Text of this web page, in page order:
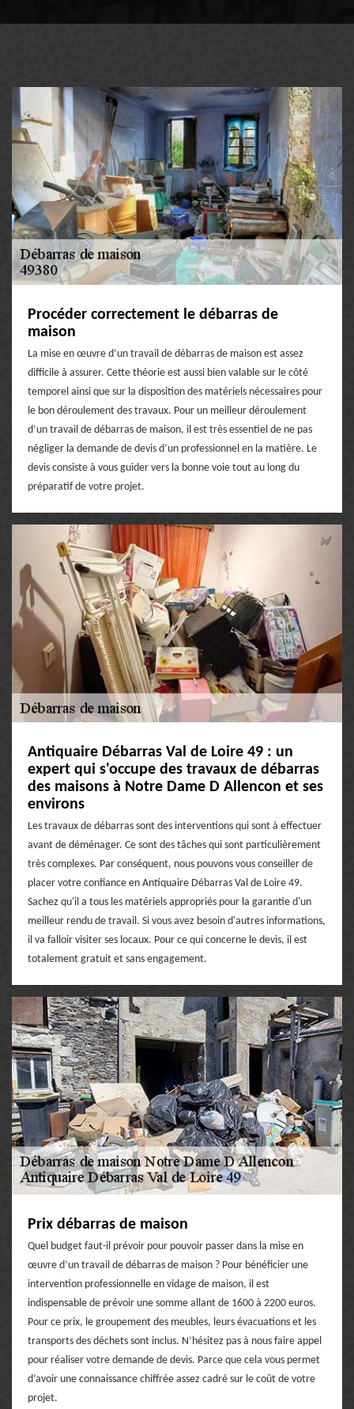
Procéder correctement le débarras de
maison
La mise en œuvre d’un travail de débarras de maison est assez
difficile à assurer. Cette théorie est aussi bien valable sur le côté
temporel ainsi que sur la disposition des matériels nécessaires pour
le bon déroulement des travaux. Pour un meilleur déroulement
d’un travail de débarras de maison, il est très essentiel de ne pas
négliger la demande de devis d’un professionnel en la matière. Le
devis consiste à vous guider vers la bonne voie tout au long du
préparatif de votre projet.
Antiquaire Débarras Val de Loire 49 : un
expert qui s'occupe des travaux de débarras
des maisons à Notre Dame D Allencon et ses
environs
Les travaux de débarras sont des interventions qui sont à effectuer
avant de déménager. Ce sont des tâches qui sont particulièrement
très complexes. Par conséquent, nous pouvons vous conseiller de
placer votre confiance en Antiquaire Débarras Val de Loire 49.
Sachez qu'il a tous les matériels appropriés pour la garantie d'un
meilleur rendu de travail. Si vous avez besoin d'autres informations,
il va falloir visiter ses locaux. Pour ce qui concerne le devis, il est
totalement gratuit et sans engagement.
Prix débarras de maison
Quel budget faut-il prévoir pour pouvoir passer dans la mise en
œuvre d’un travail de débarras de maison ? Pour bénéficier une
intervention professionnelle en vidage de maison, il est
indispensable de prévoir une somme allant de 1600 à 2200 euros.
Pour ce prix, le groupement des meubles, leurs évacuations et les
transports des déchets sont inclus. N’hésitez pas à nous faire appel
pour réaliser votre demande de devis. Parce que cela vous permet
d’avoir une connaissance chiffrée assez cadré sur le coût de votre
projet.